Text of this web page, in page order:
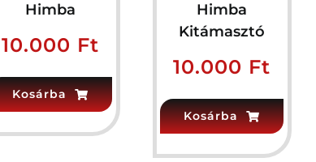
Himba
10.000 Ft
Kosárba
Himba
Kitámasztó
10.000 Ft
Kosárba